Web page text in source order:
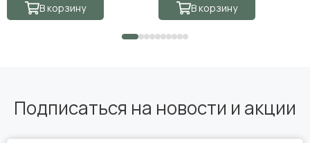
В корзину В корзину
Подписаться на новости и акции